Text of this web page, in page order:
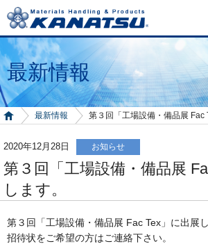
最新情報
最新情報 第３回「工場設備・備品展 Fac
2020年12月28日 お知らせ
第３回「工場設備・備品展
します。
第３回「工場設備・備品展 Fac Tex」に出展し
招待状をご希望の方はご連絡下さい。